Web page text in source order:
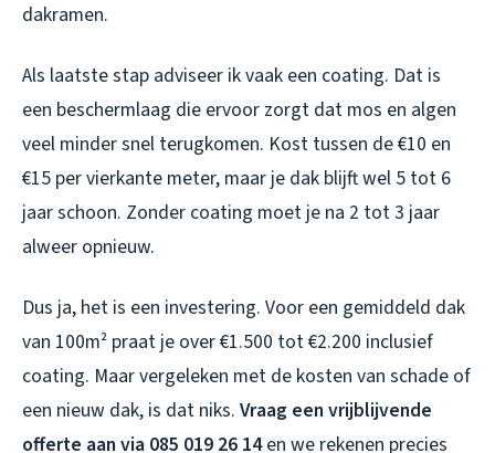
dakramen.
Als laatste stap adviseer ik vaak een coating. Dat is
een beschermlaag die ervoor zorgt dat mos en algen
veel minder snel terugkomen. Kost tussen de €10 en
€15 per vierkante meter, maar je dak blijft wel 5 tot 6
jaar schoon. Zonder coating moet je na 2 tot 3 jaar
alweer opnieuw.
Dus ja, het is een investering. Voor een gemiddeld dak
van 100m² praat je over €1.500 tot €2.200 inclusief
coating. Maar vergeleken met de kosten van schade of
een nieuw dak, is dat niks. Vraag een vrijblijvende
offerte aan via 085 019 26 14en we rekenen precies